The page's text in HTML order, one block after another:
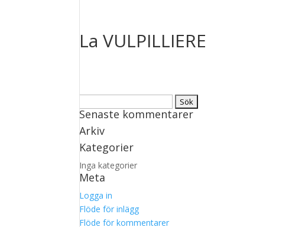
La VULPILLIERE
efter:
Senaste kommentarer
Arkiv
Kategorier
Inga kategorier
Meta
Logga in
Flöde för inlägg
Flöde för kommentarer